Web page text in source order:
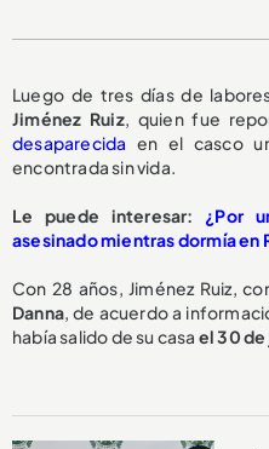
Luego de tres días de
Jiménez Ruiz, quien fue
desaparecida en el casco
encontrada sin vida.
Le puede interesar: ¿Por
asesinado mientras dormía en
Con 28 años, Jiménez Ruiz,
Danna, de acuerdo a
había salido de su casa el 30